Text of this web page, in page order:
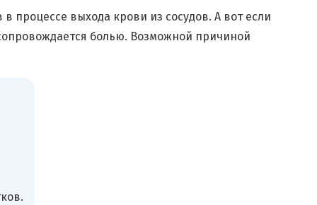
процессе выхода крови из сосудов. А вот если
болью. Возможной причиной